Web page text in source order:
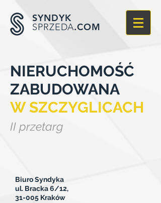
SYNDYK
SPRZEDA.COM
NIERUCHOMOŚĆ
ZABUDOWANA
W SZCZYGLICACH
II przetarg
Biuro Syndyka
ul. Bracka 6/12,
31-005 Kraków